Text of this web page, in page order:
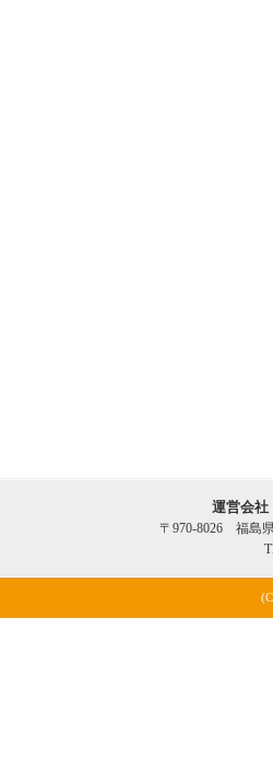
運営会
〒970-8026 福島